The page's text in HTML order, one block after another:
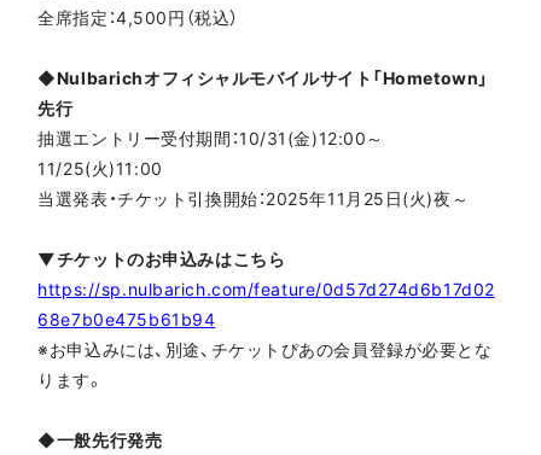
全席指定：4,500円（税込）
◆Nulbarichオフィシャルモバイルサイト「Hometown」
先行
抽選エントリー受付期間：10/31(金)12:00～
11/25(火)11:00
当選発表・チケット引換開始：2025年11月25日(火)夜～
▼チケットのお申込みはこちら
https://sp.nulbarich.com/feature/0d57d274d6b17d02
68e7b0e475b61b94
※お申込みには、別途、チケットぴあの会員登録が必要とな
ります。
◆一般先行発売